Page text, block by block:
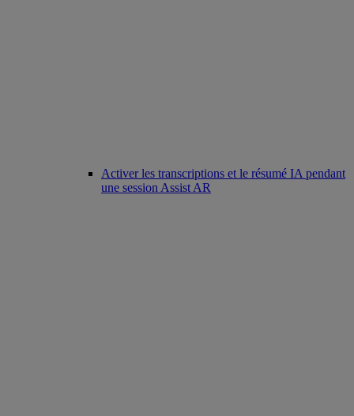
Activer les transcriptions et le résumé IA pendant
une session Assist AR